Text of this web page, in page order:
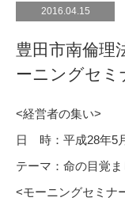
2016.04.15
豊田市南倫理
ーニングセミ
<経営者の集い>
日 時：平成28年5
テーマ：命の目覚
<モーニングセミナ